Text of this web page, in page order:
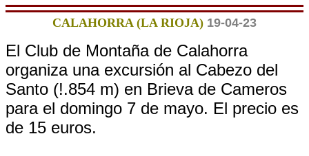
CALAHORRA (LA RIOJA) 19-04-23
El Club de Montaña de Calahorra
organiza una excursión al Cabezo del
Santo (!.854 m) en Brieva de Cameros
para el domingo 7 de mayo. El precio es
de 15 euros.